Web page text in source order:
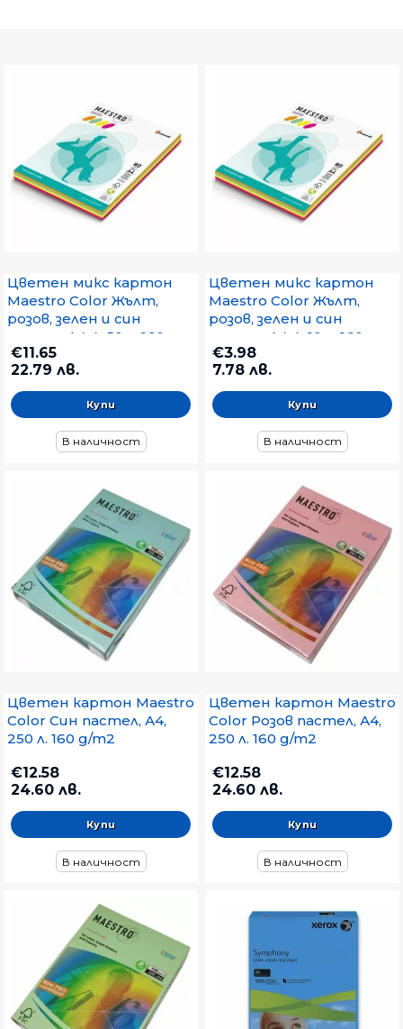
Цветен микс картон
Maestro Color Жълт,
розов, зелен и син
пастел A4 4x50 л. 160
g/m2
€11.65
22.79 лв.
В наличност
Цветен микс картон
Maestro Color Жълт,
розов, зелен и син
пастел A4 4x10 л. 160
g/m2
€3.98
7.78 лв.
В наличност
Цветен картон Maestro
Color Син пастел, А4,
250 л. 160 g/m2
€12.58
24.60 лв.
В наличност
Цветен картон Maestro
Color Розов пастел, А4,
250 л. 160 g/m2
€12.58
24.60 лв.
В наличност